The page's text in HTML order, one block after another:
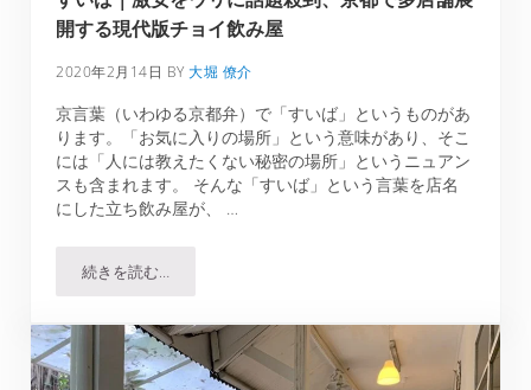
開する現代版チョイ飲み屋
2020年2月14日 BY大堀 僚介
京言葉（いわゆる京都弁）で「すいば」というものがあ
ります。「お気に入りの場所」という意味があり、そこ
には「人には教えたくない秘密の場所」というニュアン
スも含まれます。 そんな「すいば」という言葉を店名
にした立ち飲み屋が、 …
続きを読む…すいば｜激安をウリに話題殺到、京都で多店舗展開する現